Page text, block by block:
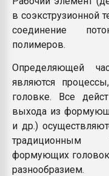
в соэкструзионной
соединение
полимеров.
Определяющей
являются
головке. Все
выхода из
и др.)
традиционным
формующих головок
разнообразием.